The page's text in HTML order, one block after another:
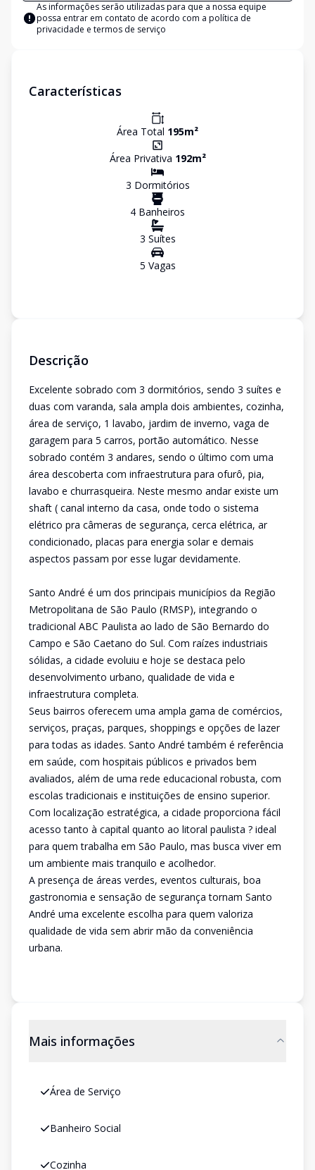
As informações serão utilizadas para que a nossa equipe
possa entrar em contato de acordo com a política de
privacidade e termos de serviço
Características
Área Total 195m²
Área Privativa 192m²
3 Dormitórios
4 Banheiros
3 Suítes
5 Vagas
Descrição
Excelente sobrado com 3 dormitórios, sendo 3 suítes e
duas com varanda, sala ampla dois ambientes, cozinha,
área de serviço, 1 lavabo, jardim de inverno, vaga de
garagem para 5 carros, portão automático. Nesse
sobrado contém 3 andares, sendo o último com uma
área descoberta com infraestrutura para ofurô, pia,
lavabo e churrasqueira. Neste mesmo andar existe um
shaft ( canal interno da casa, onde todo o sistema
elétrico pra câmeras de segurança, cerca elétrica, ar
condicionado, placas para energia solar e demais
aspectos passam por esse lugar devidamente.
Santo André é um dos principais municípios da Região
Metropolitana de São Paulo (RMSP), integrando o
tradicional ABC Paulista ao lado de São Bernardo do
Campo e São Caetano do Sul. Com raízes industriais
sólidas, a cidade evoluiu e hoje se destaca pelo
desenvolvimento urbano, qualidade de vida e
infraestrutura completa.
Seus bairros oferecem uma ampla gama de comércios,
serviços, praças, parques, shoppings e opções de lazer
para todas as idades. Santo André também é referência
em saúde, com hospitais públicos e privados bem
avaliados, além de uma rede educacional robusta, com
escolas tradicionais e instituições de ensino superior.
Com localização estratégica, a cidade proporciona fácil
acesso tanto à capital quanto ao litoral paulista ? ideal
para quem trabalha em São Paulo, mas busca viver em
um ambiente mais tranquilo e acolhedor.
A presença de áreas verdes, eventos culturais, boa
gastronomia e sensação de segurança tornam Santo
André uma excelente escolha para quem valoriza
qualidade de vida sem abrir mão da conveniência
urbana.
Mais informações
Área de Serviço
Banheiro Social
Cozinha